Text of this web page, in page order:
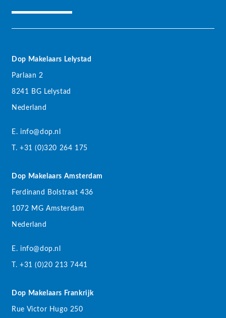
Dop Makelaars Lelystad
Parlaan 2
8241 BG Lelystad
Nederland
E. info@dop.nl
T. +31 (0)320 264 175
Dop Makelaars Amsterdam
Ferdinand Bolstraat 436
1072 MG Amsterdam
Nederland
E. info@dop.nl
T. +31 (0)20 213 7441
Dop Makelaars Frankrijk
Rue Victor Hugo 250